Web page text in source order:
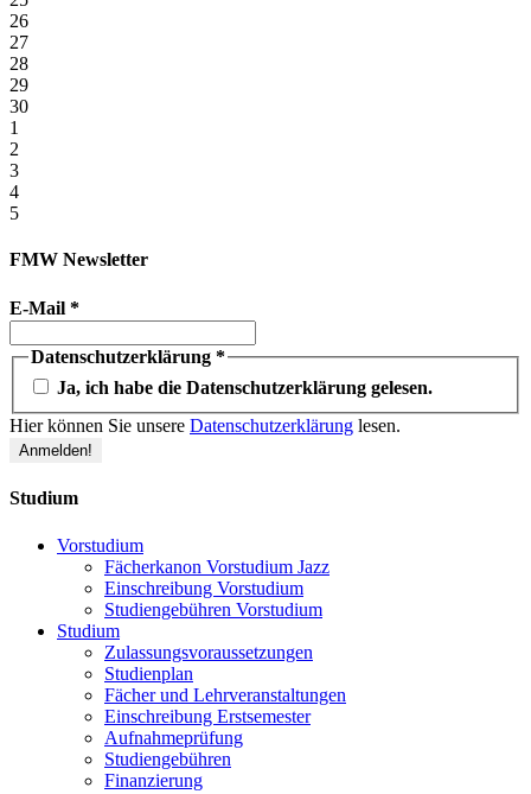
26
27
28
29
30
1
2
3
4
5
FMW Newsletter
E-Mail *
Datenschutzerklärung *
Ja, ich habe die Datenschutzerklärung gelesen.
Hier können Sie unsere Datenschutzerklärung lesen.
Studium
Vorstudium
Fächerkanon Vorstudium Jazz
Einschreibung Vorstudium
Studiengebühren Vorstudium
Studium
Zulassungsvoraussetzungen
Studienplan
Fächer und Lehrveranstaltungen
Einschreibung Erstsemester
Aufnahmeprüfung
Studiengebühren
Finanzierung